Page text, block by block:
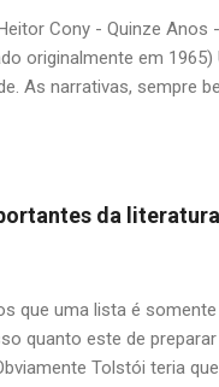
(em o...
Cony - Quinze Anos
originalmente em
As narrativas, sempre
primeiro dos seis
sempre "politicamente
mimada. O pai, as filhas
A primeira e
da
que uma lista é
quanto este de
Tolstói teria